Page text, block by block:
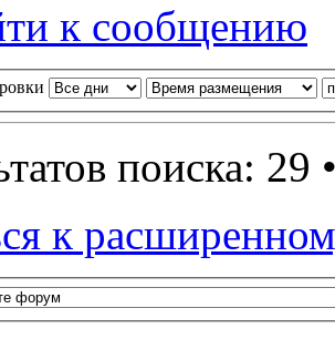
к сообщению
поиска: 29
к